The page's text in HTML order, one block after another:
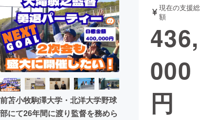
アート・写真 音楽
テクノロジー・ガジェット ゲーム・サ
映像・映画
ビジネス・起業
まちづくり・地域活性化
前苫小牧駒澤大学・北洋大学野球
部にて26年間に渡り監督を務めら
現在の支援総
額
436,
000
円